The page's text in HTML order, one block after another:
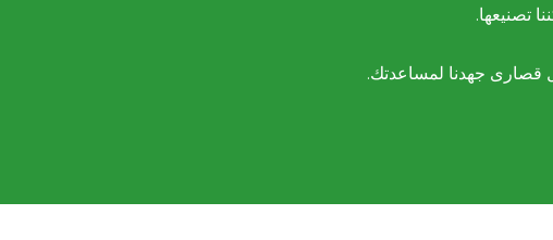
تصنيعها.
قصارى جهدنا لمساعدتك.